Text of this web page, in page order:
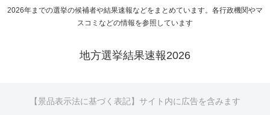
2026年までの選挙の候補者や結果速報などをまとめています。各行政機関やマ
スコミなどの情報を参照しています
地方選挙結果速報2026
【景品表示法に基づく表記】サイト内に広告を含みます